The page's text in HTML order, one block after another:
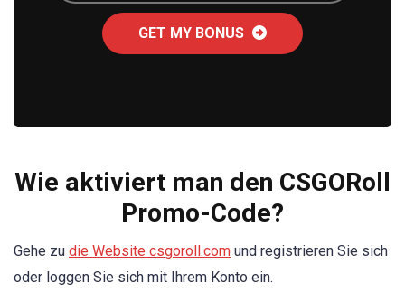
GET MY BONUS
Wie aktiviert man den CSGORoll
Promo-Code?
Gehe zu die Website csgoroll.com und registrieren Sie sich
oder loggen Sie sich mit Ihrem Konto ein.